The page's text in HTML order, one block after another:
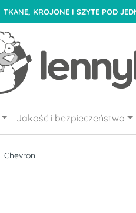
TKANE, KROJONE I SZYTE POD
Jakość i bezpieczeństwo
Chevron